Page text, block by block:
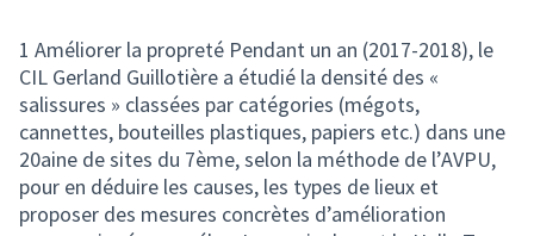
1 Améliorer la propreté Pendant un an (2017-2018), le
CIL Gerland Guillotière a étudié la densité des «
salissures » classées par catégories (mégots,
cannettes, bouteilles plastiques, papiers etc.) dans une
20aine de sites du 7ème, selon la méthode de l’AVPU,
pour en déduire les causes, les types de lieux et
proposer des mesures concrètes d’amélioration